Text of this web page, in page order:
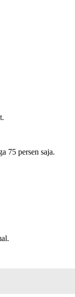
75 persen saja.